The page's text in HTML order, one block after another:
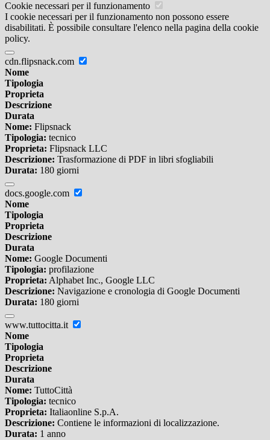
Cookie necessari per il funzionamento
I cookie necessari per il funzionamento non possono essere
disabilitati. È possibile consultare l'elenco nella pagina della cookie
policy.
cdn.flipsnack.com
Nome
Tipologia
Proprieta
Descrizione
Durata
Nome: Flipsnack
Tipologia: tecnico
Proprieta: Flipsnack LLC
Descrizione: Trasformazione di PDF in libri sfogliabili
Durata: 180 giorni
docs.google.com
Nome
Tipologia
Proprieta
Descrizione
Durata
Nome: Google Documenti
Tipologia: profilazione
Proprieta: Alphabet Inc., Google LLC
Descrizione: Navigazione e cronologia di Google Documenti
Durata: 180 giorni
www.tuttocitta.it
Nome
Tipologia
Proprieta
Descrizione
Durata
Nome: TuttoCittà
Tipologia: tecnico
Proprieta: Italiaonline S.p.A.
Descrizione: Contiene le informazioni di localizzazione.
Durata: 1 anno